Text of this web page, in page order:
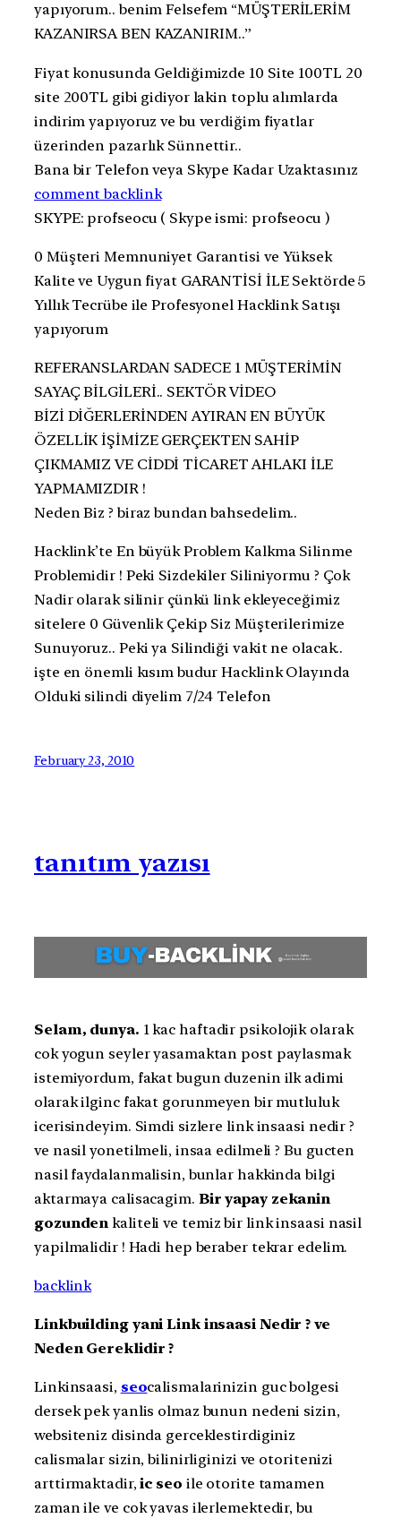
yapıyorum.. benim Felsefem “MÜŞTERİLERİM
KAZANIRSA BEN KAZANIRIM..”
Fiyat konusunda Geldiğimizde 10 Site 100TL 20
site 200TL gibi gidiyor lakin toplu alımlarda
indirim yapıyoruz ve bu verdiğim fiyatlar
üzerinden pazarlık Sünnettir..
Bana bir Telefon veya Skype Kadar Uzaktasınız
comment backlink
SKYPE: profseocu ( Skype ismi: profseocu )
0 Müşteri Memnuniyet Garantisi ve Yüksek
Kalite ve Uygun fiyat GARANTİSİ İLE Sektörde 5
Yıllık Tecrübe ile Profesyonel Hacklink Satışı
yapıyorum
REFERANSLARDAN SADECE 1 MÜŞTERİMİN
SAYAÇ BİLGİLERİ.. SEKTÖR VİDEO
BİZİ DİĞERLERİNDEN AYIRAN EN BÜYÜK
ÖZELLİK İŞİMİZE GERÇEKTEN SAHİP
ÇIKMAMIZ VE CİDDİ TİCARET AHLAKI İLE
YAPMAMIZDIR !
Neden Biz ? biraz bundan bahsedelim..
Hacklink’te En büyük Problem Kalkma Silinme
Problemidir ! Peki Sizdekiler Siliniyormu ? Çok
Nadir olarak silinir çünkü link ekleyeceğimiz
sitelere 0 Güvenlik Çekip Siz Müşterilerimize
Sunuyoruz.. Peki ya Silindiği vakit ne olacak..
işte en önemli kısım budur Hacklink Olayında
Olduki silindi diyelim 7/24 Telefon
February 23, 2010
tanıtım yazısı
Selam, dunya. 1 kac haftadir psikolojik olarak
cok yogun seyler yasamaktan post paylasmak
istemiyordum, fakat bugun duzenin ilk adimi
olarak ilginc fakat gorunmeyen bir mutluluk
icerisindeyim. Simdi sizlere link insaasi nedir ?
ve nasil yonetilmeli, insaa edilmeli ? Bu gucten
nasil faydalanmalisin, bunlar hakkinda bilgi
aktarmaya calisacagim. Bir yapay zekanin
gozunden kaliteli ve temiz bir link insaasi nasil
yapilmalidir ! Hadi hep beraber tekrar edelim.
backlink
Linkbuilding yani Link insaasi Nedir ? ve
Neden Gereklidir ?
Linkinsaasi, seocalismalarinizin guc bolgesi
dersek pek yanlis olmaz bunun nedeni sizin,
websiteniz disinda gerceklestirdiginiz
calismalar sizin, bilinirliginizi ve otoritenizi
arttirmaktadir,ic seo ile otorite tamamen
zaman ile ve cok yavas ilerlemektedir, bu